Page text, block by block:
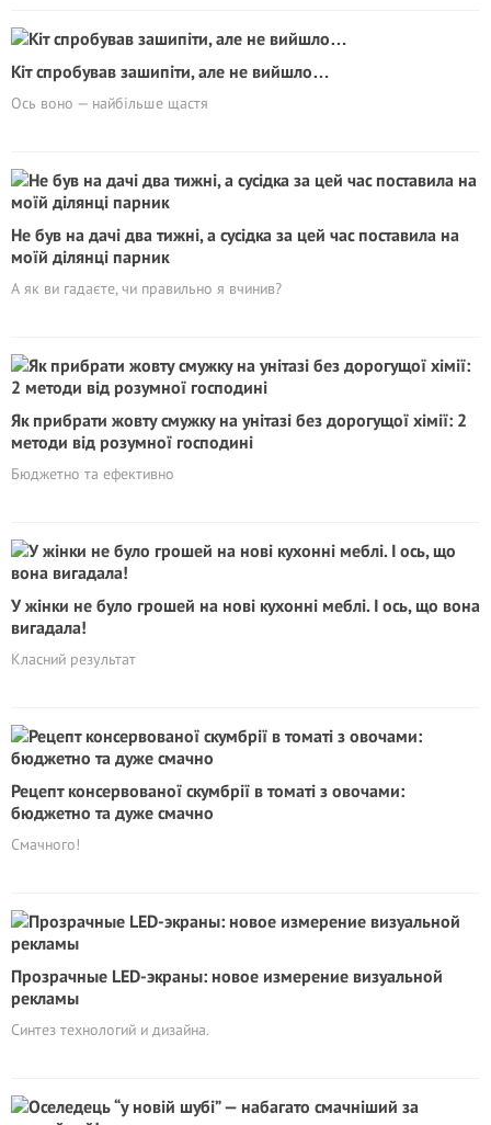
Кіт спробував зашипіти, але не вийшло…
Ось воно — найбільше щастя
Не був на дачі два тижні, а сусідка за цей час поставила на
моїй ділянці парник
А як ви гадаєте, чи правильно я вчинив?
Як прибрати жовту смужку на унітазі без дорогущої хімії: 2
методи від розумної господині
Бюджетно та ефективно
У жінки не було грошей на нові кухонні меблі. І ось, що вона
вигадала!
Класний результат
Рецепт консервованої скумбрії в томаті з овочами:
бюджетно та дуже смачно
Смачного!
Прозрачные LED-экраны: новое измерение визуальной
рекламы
Синтез технологий и дизайна.